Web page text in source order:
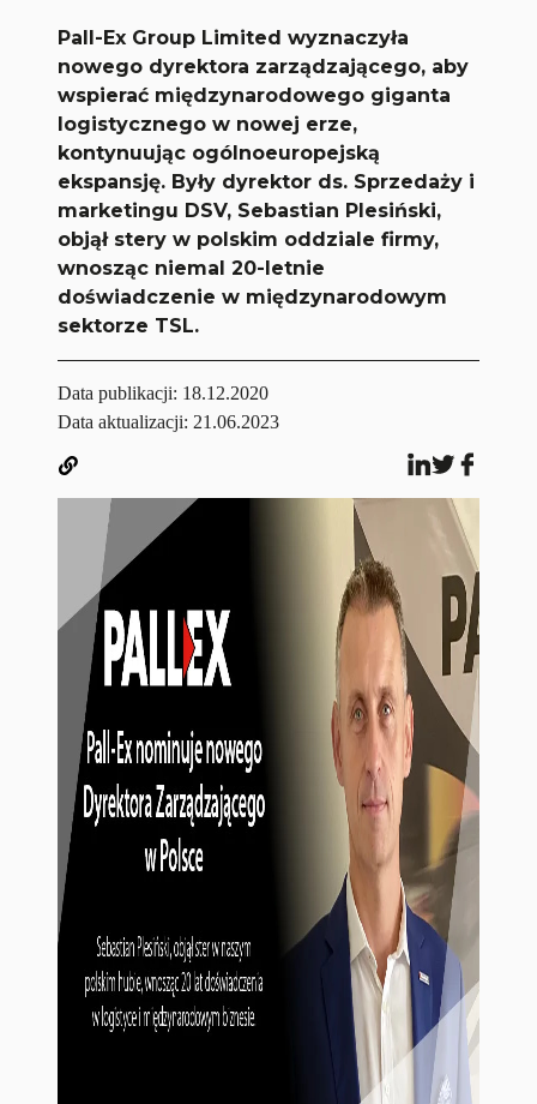
Pall-Ex Group Limited wyznaczyła
nowego dyrektora zarządzającego, aby
wspierać międzynarodowego giganta
logistycznego w nowej erze,
kontynuując ogólnoeuropejską
ekspansję. Były dyrektor ds. Sprzedaży i
marketingu DSV, Sebastian Plesiński,
objął stery w polskim oddziale firmy,
wnosząc niemal 20-letnie
doświadczenie w międzynarodowym
sektorze TSL.
Data publikacji: 18.12.2020
Data aktualizacji: 21.06.2023